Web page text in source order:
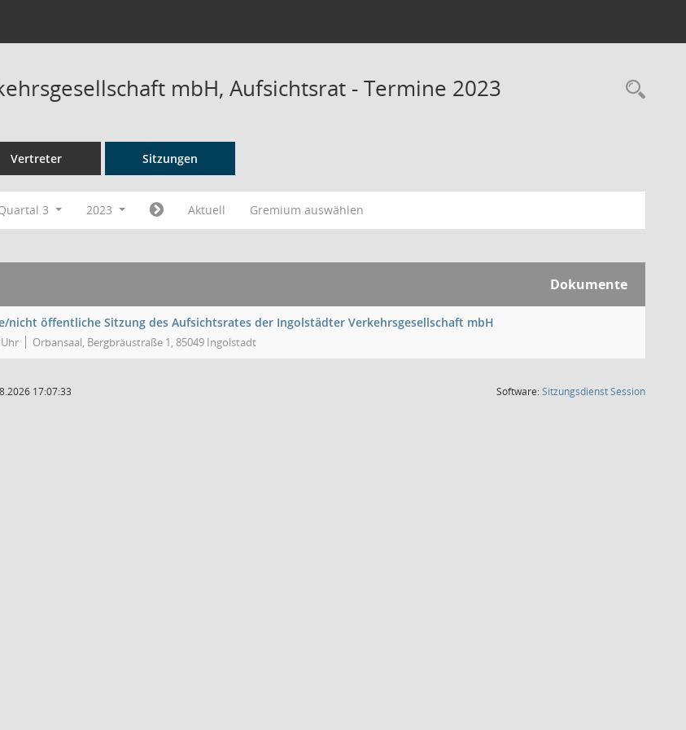
mbH, Aufsichtsrat - Termine 2023
Vertreter Sitzungen
3 2023 Aktuell Gremium auswählen
Dokumente
nicht öffentliche Sitzung des Aufsichtsrates der Ingolstädter Verkehrsgesellschaft mbH
Orbansaal, Bergbräustraße 1, 85049 Ingolstadt
17:07:33 Software:SitzungsdienstSession(Wird in